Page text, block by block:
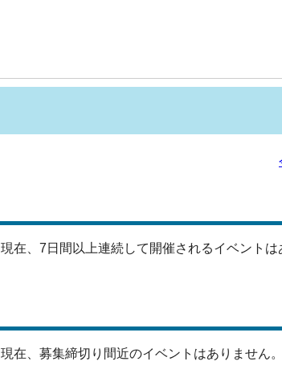
現在、 7 日間以上連続して開催されるイベントは
現在、募集締切り間近のイベントはありません。